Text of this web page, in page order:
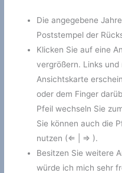
Die angegebene
Poststempel der
Klicken Sie auf eine
vergrößern. Links
Ansichtskarte
oder dem Finger
Pfeil wechseln Sie
Sie können auch die
nutzen (⇐ | ⇒ ).
Besitzen Sie weitere
würde ich mich sehr